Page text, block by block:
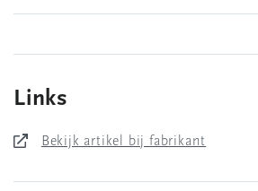
Links
Bekijk artikel bij fabrikant